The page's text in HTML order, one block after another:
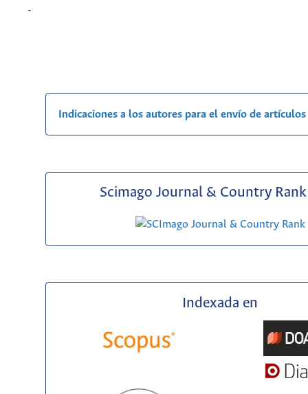
-
Indicaciones a los autores para el envío de artículos
Scimago Journal & Country Rank
Indexada en